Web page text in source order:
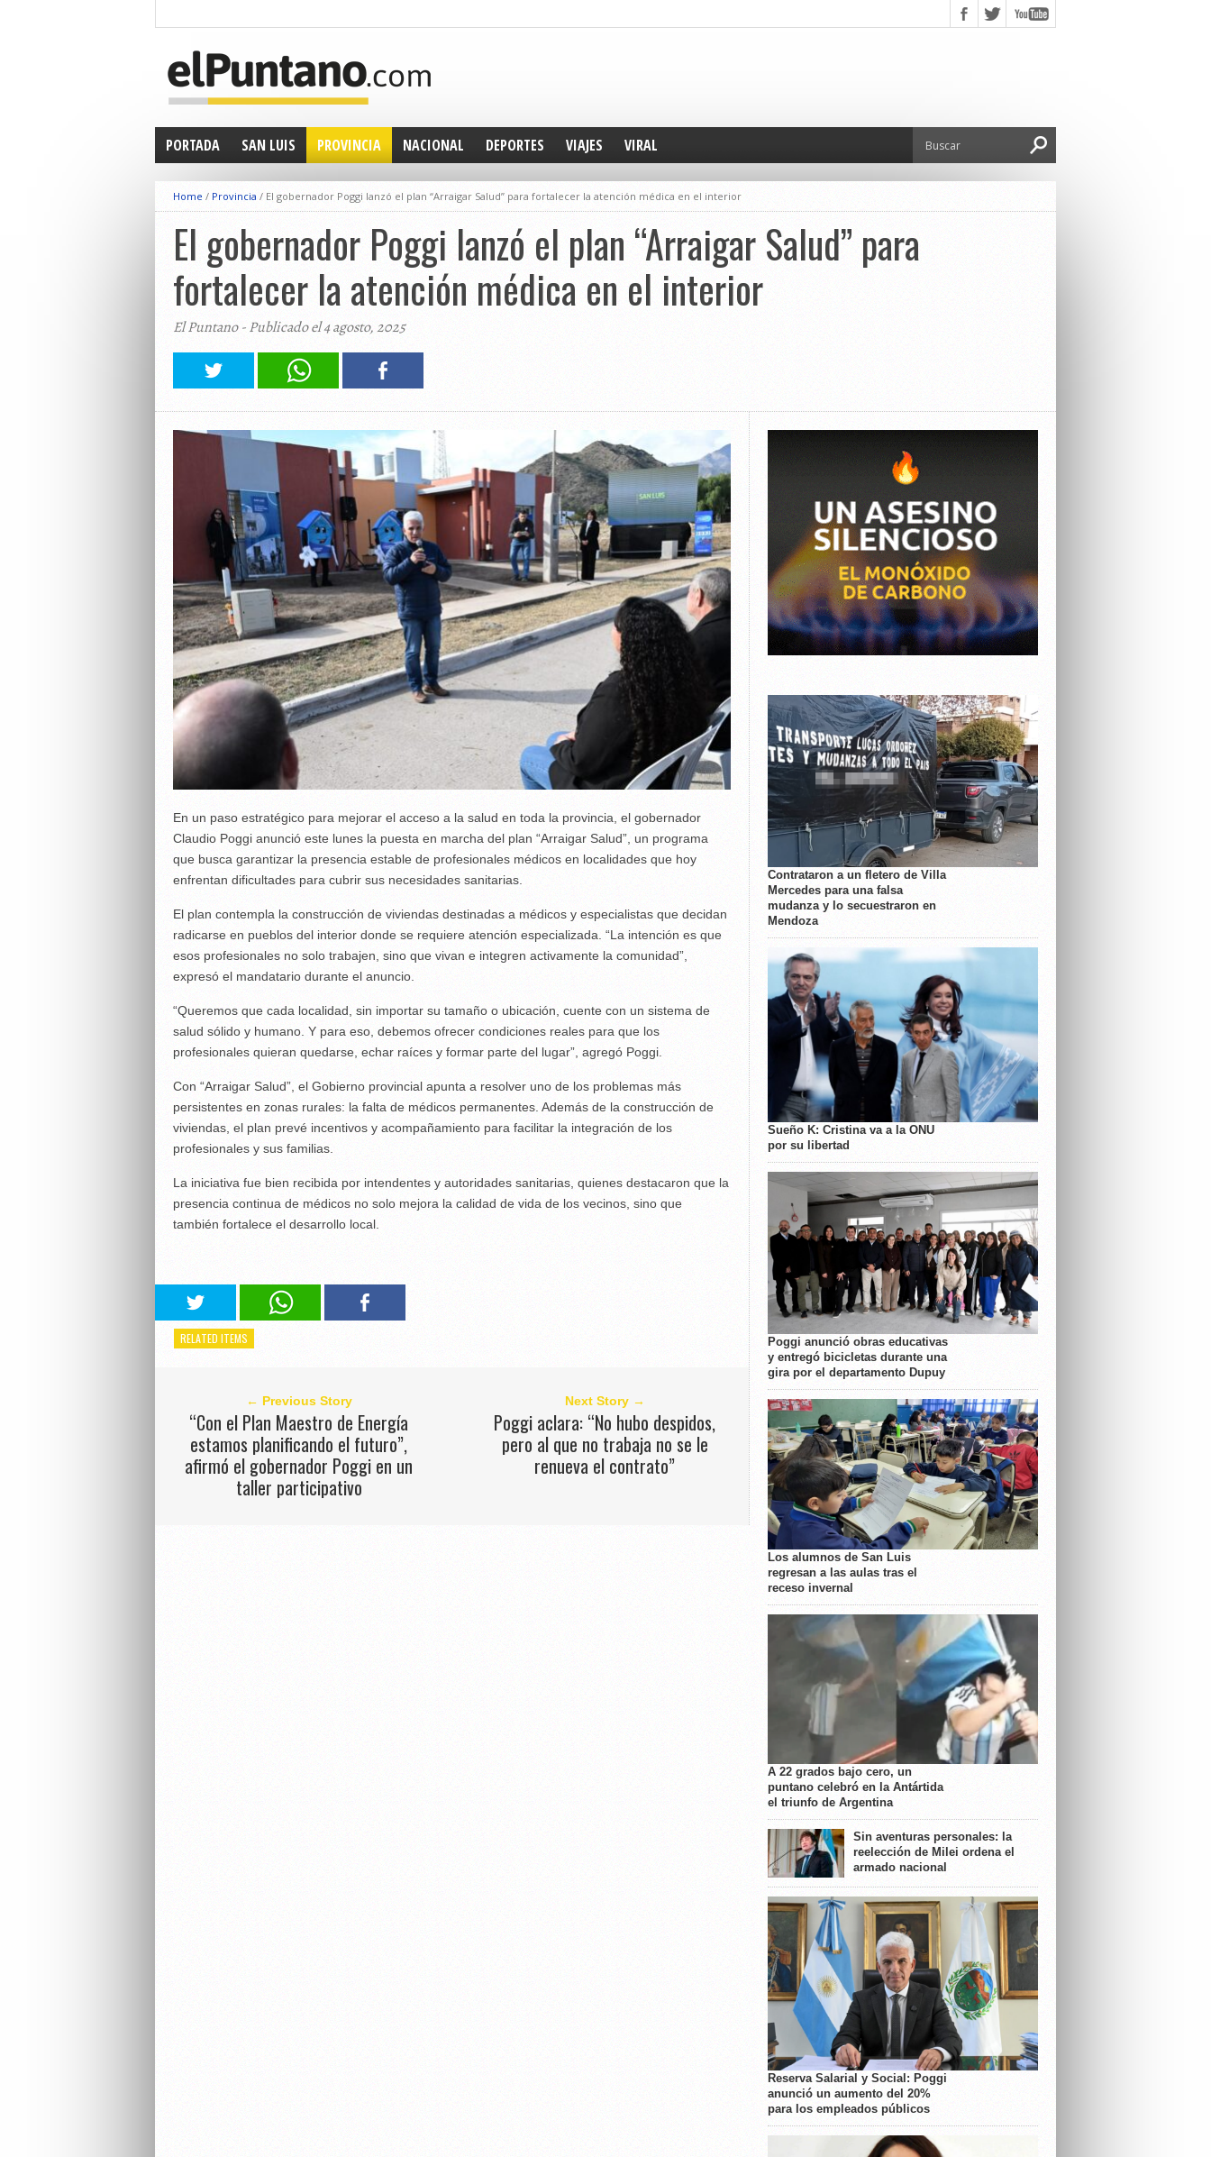
PORTADA SAN LUIS PROVINCIA NACIONAL DEPORTES VIAJES VIRAL
Home / Provincia / El gobernador Poggi lanzó el plan “Arraigar Salud” para fortalecer la atención médica en el interior
El gobernador Poggi lanzó el plan “Arraigar Salud” para
fortalecer la atención médica en el interior
El Puntano - Publicado el 4 agosto, 2025
En un paso estratégico para mejorar el acceso a la salud en toda la provincia, el gobernador
Claudio Poggi anunció este lunes la puesta en marcha del plan “Arraigar Salud”, un programa
que busca garantizar la presencia estable de profesionales médicos en localidades que hoy
enfrentan dificultades para cubrir sus necesidades sanitarias.
El plan contempla la construcción de viviendas destinadas a médicos y especialistas que decidan
radicarse en pueblos del interior donde se requiere atención especializada. “La intención es que
esos profesionales no solo trabajen, sino que vivan e integren activamente la comunidad”,
expresó el mandatario durante el anuncio.
“Queremos que cada localidad, sin importar su tamaño o ubicación, cuente con un sistema de
salud sólido y humano. Y para eso, debemos ofrecer condiciones reales para que los
profesionales quieran quedarse, echar raíces y formar parte del lugar”, agregó Poggi.
Con “Arraigar Salud”, el Gobierno provincial apunta a resolver uno de los problemas más
persistentes en zonas rurales: la falta de médicos permanentes. Además de la construcción de
viviendas, el plan prevé incentivos y acompañamiento para facilitar la integración de los
profesionales y sus familias.
La iniciativa fue bien recibida por intendentes y autoridades sanitarias, quienes destacaron que la
presencia continua de médicos no solo mejora la calidad de vida de los vecinos, sino que
también fortalece el desarrollo local.
RELATED ITEMS
← Previous Story
“Con el Plan Maestro de Energía
estamos planificando el futuro”,
afirmó el gobernador Poggi en un
taller participativo
Next Story →
Poggi aclara: “No hubo despidos,
pero al que no trabaja no se le
renueva el contrato”
Contrataron a un fletero de Villa
Mercedes para una falsa
mudanza y lo secuestraron en
Mendoza
Sueño K: Cristina va a la ONU
por su libertad
Poggi anunció obras educativas
y entregó bicicletas durante una
gira por el departamento Dupuy
Los alumnos de San Luis
regresan a las aulas tras el
receso invernal
A 22 grados bajo cero, un
puntano celebró en la Antártida
el triunfo de Argentina
Sin aventuras personales: la
reelección de Milei ordena el
armado nacional
Reserva Salarial y Social: Poggi
anunció un aumento del 20%
para los empleados públicos